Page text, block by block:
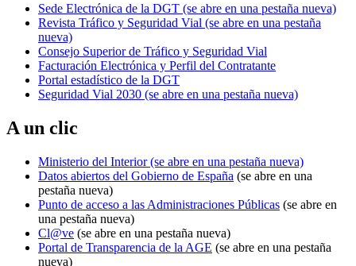
Sede Electrónica de la DGT (se abre en una pestaña nueva)
Revista Tráfico y Seguridad Vial (se abre en una pestaña
nueva)
Consejo Superior de Tráfico y Seguridad Vial
Facturación Electrónica y Perfil del Contratante
Portal estadístico de la DGT
Seguridad Vial 2030 (se abre en una pestaña nueva)
A un clic
Ministerio del Interior(se abre en una pestaña nueva)
Datos abiertos del Gobierno de España (se abre en una
pestaña nueva)
Punto de acceso a las Administraciones Públicas (se abre en
una pestaña nueva)
Cl@ve (se abre en una pestaña nueva)
Portal de Transparencia de la AGE (se abre en una pestaña
nueva)